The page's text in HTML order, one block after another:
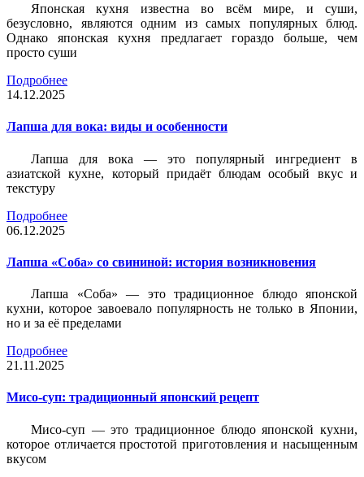
Японская кухня известна во всём мире, и суши,
безусловно, являются одним из самых популярных блюд.
Однако японская кухня предлагает гораздо больше, чем
просто суши
Подробнее
14.12.2025
Лапша для вока: виды и особенности
Лапша для вока — это популярный ингредиент в
азиатской кухне, который придаёт блюдам особый вкус и
текстуру
Подробнее
06.12.2025
Лапша «Соба» со свининой: история возникновения
Лапша «Соба» — это традиционное блюдо японской
кухни, которое завоевало популярность не только в Японии,
но и за её пределами
Подробнее
21.11.2025
Мисо-суп: традиционный японский рецепт
Мисо-суп — это традиционное блюдо японской кухни,
которое отличается простотой приготовления и насыщенным
вкусом